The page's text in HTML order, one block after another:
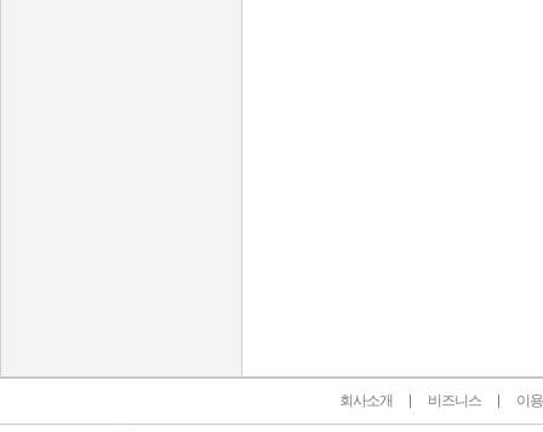
회사소개 비즈니스 이